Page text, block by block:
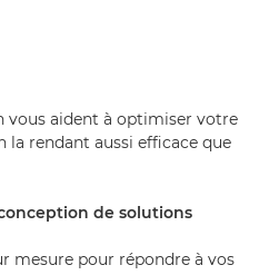
vous aident à optimiser votre
la rendant aussi efficace que
de solutions
mesure pour répondre à vos